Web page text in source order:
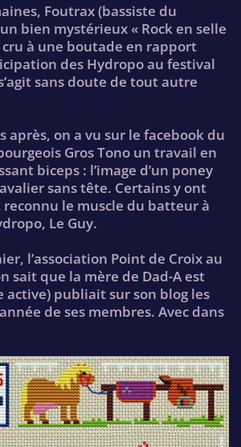
Foutrax (bassiste du
bien mystérieux « Rock en selle
cru à une boutade en rapport
des Hydropo au festival
sans doute de tout autre
après, on a vu sur le facebook du
Gros Tono un travail en
biceps : l’image d’un poney
sans tête. Certains y ont
le muscle du batteur à
Le Guy.
l’association Point de Croix au
sait que la mère de Dad-A est
publiait sur son blog les
de ses membres. Avec dans